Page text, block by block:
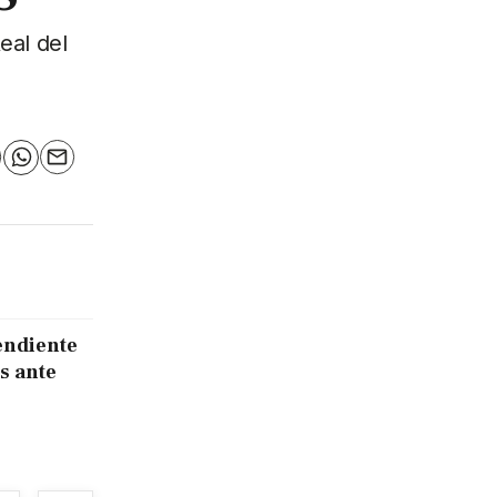
del
WhatsApp
Email
ante